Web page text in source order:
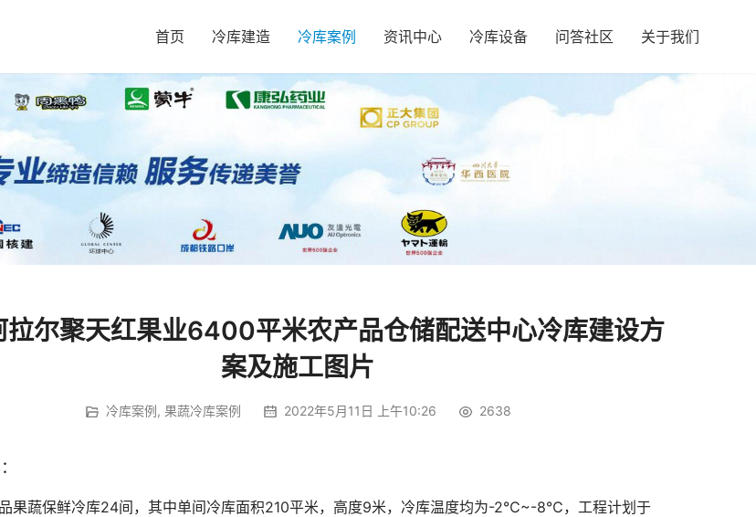
首页 冷库建造 冷库案例 资讯中心 冷库设备 问答社区 关于我们
拉尔聚天红果业6400平米农产品仓储配送中心冷库建设方
案及施工图片
冷库案例 , 果蔬冷库案例 2022年5月11日 上午10:26 2638
果蔬保鲜冷库24间，其中单间冷库面积210平米，高度9米，冷库温度均为-2℃~-8℃，工程计划于